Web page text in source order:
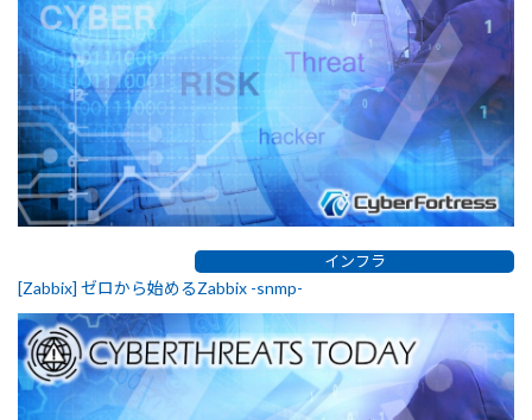
インフラ
[Zabbix] ゼロから始めるZabbix -snmp-